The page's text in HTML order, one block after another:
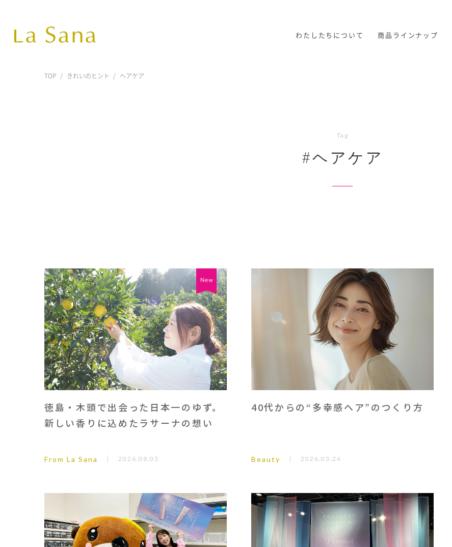
わたしたちについて 商品ラインナップ
TOP きれいのヒント ヘアケア
Tag
#ヘアケア
徳島・木頭で出会った日本一のゆず。
新しい香りに込めたラサーナの想い
From La Sana 2026.08.03
40代からの“多幸感ヘア”のつくり方
Beauty 2026.03.24